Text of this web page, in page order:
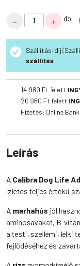
-
Calibra
Dog
Life
Adult
Large
Fresh
Beef
kutyatáp
+ db
Szállítási díj
szállítás
14 980 Ft felett
20 980 Ft felett
Fizetés: Online
Leírás
A Calibra Dog Life
ízletes teljes értékű
A marhahús jól
aminosavakat, B-
a testi, szellemi, lelki
fejlődéséhez és